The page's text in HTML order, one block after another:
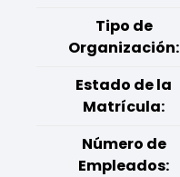
Tipo de
Organización:
Estado de la
Matrícula:
Número de
Empleados: